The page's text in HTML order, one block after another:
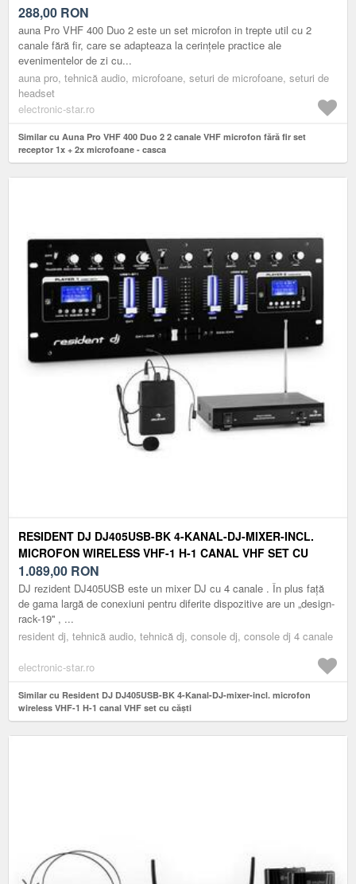
288,00 RON
auna Pro VHF 400 Duo 2 este un set microfon in trepte util cu 2
canale fără fir, care se adapteaza la cerințele practice ale
evenimentelor de zi cu...
auna pro, tehnică audio, microfoane, seturi de microfoane, seturi de
headset
electronic-star.ro
Similar cu Auna Pro VHF 400 Duo 2 2 canale VHF microfon fără fir set
receptor 1x + 2x microfoane - casca
RESIDENT DJ DJ405USB-BK 4-KANAL-DJ-MIXER-INCL.
MICROFON WIRELESS VHF-1 H-1 CANAL VHF SET CU
CĂȘTI
1.089,00 RON
DJ rezident DJ405USB este un mixer DJ cu 4 canale . În plus față
de gama largă de conexiuni pentru diferite dispozitive are un „design-
rack-19'' , ...
resident dj, tehnică audio, tehnică dj, console dj, console dj 4 canale
electronic-star.ro
Similar cu Resident DJ DJ405USB-BK 4-Kanal-DJ-mixer-incl. microfon
wireless VHF-1 H-1 canal VHF set cu căști